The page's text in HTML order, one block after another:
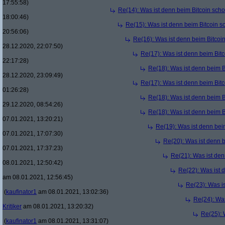
17:55:58)
Re(14): Was ist denn beim Bitcoin
18:00:46)
Re(15): Was ist denn beim Bitcoin
20:56:06)
Re(16): Was ist denn beim
28.12.2020, 22:07:50)
Re(17): Was ist denn beim
22:17:28)
Re(18): Was ist denn beim
28.12.2020, 23:09:49)
Re(17): Was ist denn beim
01:26:28)
Re(18): Was ist denn beim
29.12.2020, 08:54:26)
Re(18): Was ist denn beim
07.01.2021, 13:20:21)
Re(19): Was ist denn
07.01.2021, 17:07:30)
Re(20): Was ist denn
07.01.2021, 17:37:23)
Re(21): Was ist
08.01.2021, 12:50:42)
Re(22): Was ist
am 08.01.2021, 12:56:45)
Re(23): Was
(kaufinator1 am 08.01.2021, 13:02:36)
Re(24):
Kritiker am 08.01.2021, 13:20:32)
Re(25):
(kaufinator1 am 08.01.2021, 13:31:07)